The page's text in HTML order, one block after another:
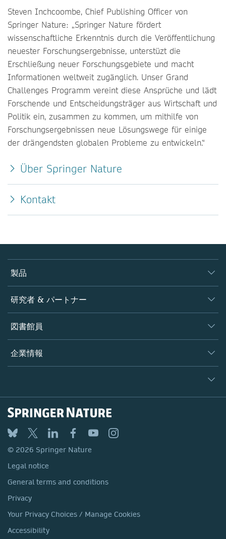
Steven Inchcoombe, Chief Publishing Officer von
Springer Nature: „Springer Nature fördert
wissenschaftliche Erkenntnis durch die Veröffentlichung
neuester Forschungsergebnisse, unterstüzt die
Erschließung neuer Forschungsgebiete und macht
Informationen weltweit zugänglich. Unser Grand
Challenges Programm vereint diese Ansprüche und lädt
Forschende und Entscheidungsträger aus Wirtschaft und
Politik ein, zusammen zu kommen, um mithilfe von
Forschungsergebnissen neue Lösungswege für einige
der drängendsten globalen Probleme zu entwickeln.“
Über Springer Nature
Kontakt
製品
ジャーナル
書籍
プラットフォーム
研究者 & パートナー
著者
編集者
オープンサイエンス
図書館員
概要
製品
サービスツール
アカウント・ディベロップメント
ブログ
お問い合わせ
企業情報
採用情報
プロフェッショナル
General terms and conditions
Privacy
Your Privacy Choices / Manage Cookies
Accessibility
© 2026 Springer Nature
Legal notice
General terms and conditions
Privacy
Your Privacy Choices / Manage Cookies
Accessibility